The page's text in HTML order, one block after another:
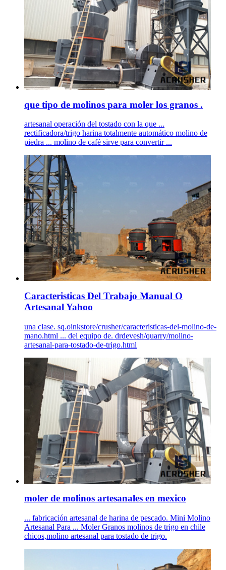
que tipo de molinos para moler los granos .
artesanal operación del tostado con la que ...
rectificadora/trigo harina totalmente automático molino de
piedra ... molino de café sirve para convertir ...
Caracteristicas Del Trabajo Manual O
Artesanal Yahoo
una clase. sq.oinkstore/crusher/caracteristicas-del-molino-de-
mano.html ... del equipo de. drdevesh/quarry/molino-
artesanal-para-tostado-de-trigo.html
moler de molinos artesanales en mexico
... fabricación artesanal de harina de pescado. Mini Molino
Artesanal Para ... Moler Granos molinos de trigo en chile
chicos,molino artesanal para tostado de trigo.